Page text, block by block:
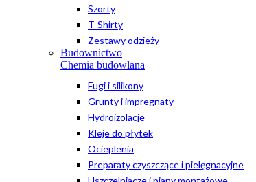
Szorty
T-Shirty
Zestawy odzieży
Budownictwo
Chemia budowlana
Fugi i silikony
Grunty i impregnaty
Hydroizolacje
Kleje do płytek
Ocieplenia
Preparaty czyszczące i pielęgnacyjne